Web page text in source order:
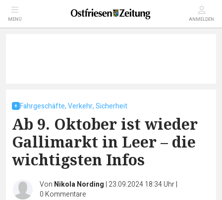
MENÜ ANMELDEN
Fahrgeschäfte, Verkehr, Sicherheit
Ab 9. Oktober ist wieder
Gallimarkt in Leer – die
wichtigsten Infos
Von Nikola Nording | 23.09.2024 18:34 Uhr|
0 Kommentare